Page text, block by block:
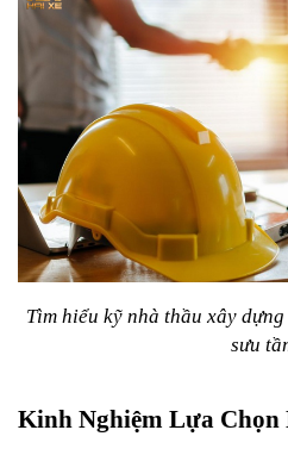
Tìm hiểu kỹ nhà thầu xây
sưu
Kinh Nghiệm Lựa Chọn